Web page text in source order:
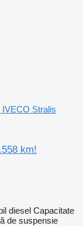
IVECO Stralis
km!
diesel Capacitate
de suspensie